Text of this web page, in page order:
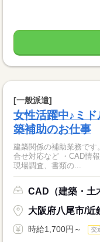
[一般派遣]
女性活躍中♪ミ
築補助のお仕事
建築関係の補助業務で
合せ対応など ・CAD情報、工事情報、工事図面などの分析・整理 ・
現場調査、書類の...
CAD（建築・土
大阪府八尾市/近
時給1,700円～ 交